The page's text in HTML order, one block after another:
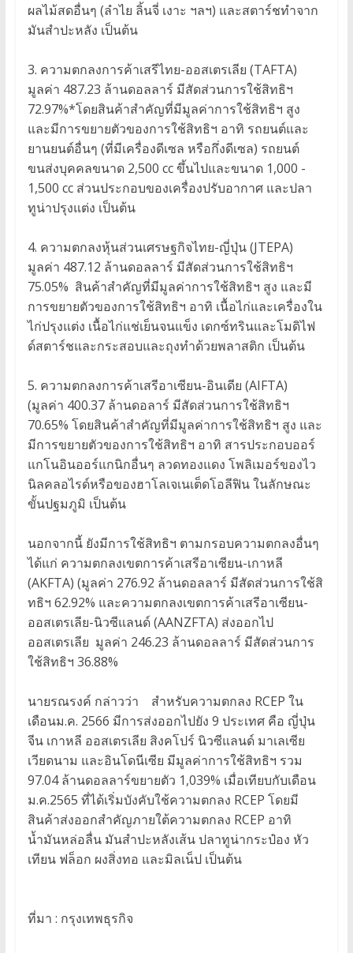
ผลไม้สดอื่นๆ (ลำไย ลิ้นจี่ เงาะ ฯลฯ) และสตาร์ชทำจาก
มันสำปะหลัง เป็นต้น
3. ความตกลงการค้าเสรีไทย-ออสเตรเลีย (TAFTA)
มูลค่า 487.23 ล้านดอลลาร์ มีสัดส่วนการใช้สิทธิฯ
72.97%*โดยสินค้าสำคัญที่มีมูลค่าการใช้สิทธิฯ สูง
และมีการขยายตัวของการใช้สิทธิฯ อาทิ รถยนต์และ
ยานยนต์อื่นๆ (ที่มีเครื่องดีเซล หรือกึ่งดีเซล) รถยนต์
ขนส่งบุคคลขนาด 2,500 cc ขึ้นไปและขนาด 1,000 -
1,500 cc ส่วนประกอบของเครื่องปรับอากาศ และปลา
ทูน่าปรุงแต่ง เป็นต้น
4. ความตกลงหุ้นส่วนเศรษฐกิจไทย-ญี่ปุ่น (JTEPA)
มูลค่า 487.12 ล้านดอลลาร์ มีสัดส่วนการใช้สิทธิฯ
75.05% สินค้าสำคัญที่มีมูลค่าการใช้สิทธิฯ สูง และมี
การขยายตัวของการใช้สิทธิฯ อาทิ เนื้อไก่และเครื่องใน
ไก่ปรุงแต่ง เนื้อไก่แช่เย็นจนแข็ง เดกซ์ทรินและโมดิไฟ
ด์สตาร์ชและกระสอบและถุงทำด้วยพลาสติก เป็นต้น
5. ความตกลงการค้าเสรีอาเซียน-อินเดีย (AIFTA)
(มูลค่า 400.37 ล้านดอลาร์ มีสัดส่วนการใช้สิทธิฯ
70.65% โดยสินค้าสำคัญที่มีมูลค่าการใช้สิทธิฯ สูง และ
มีการขยายตัวของการใช้สิทธิฯ อาทิ สารประกอบออร์
แกโนอินออร์แกนิกอื่นๆ ลวดทองแดง โพลิเมอร์ของไว
นิลคลอไรด์หรือของฮาโลเจเนเต็ดโอลีฟิน ในลักษณะ
ขั้นปฐมภูมิ เป็นต้น
นอกจากนี้ ยังมีการใช้สิทธิฯ ตามกรอบความตกลงอื่นๆ
ได้แก่ ความตกลงเขตการค้าเสรีอาเซียน-เกาหลี
(AKFTA) (มูลค่า 276.92 ล้านดอลลาร์ มีสัดส่วนการใช้สิ
ทธิฯ 62.92% และความตกลงเขตการค้าเสรีอาเซียน-
ออสเตรเลีย-นิวซีแลนด์ (AANZFTA) ส่งออกไป
ออสเตรเลีย มูลค่า 246.23 ล้านดอลลาร์ มีสัดส่วนการ
ใช้สิทธิฯ 36.88%
นายรณรงค์ กล่าวว่า สำหรับความตกลง RCEP ใน
เดือนม.ค. 2566 มีการส่งออกไปยัง 9 ประเทศ คือ ญี่ปุ่น
จีน เกาหลี ออสเตรเลีย สิงคโปร์ นิวซีแลนด์ มาเลเซีย
เวียดนาม และอินโดนีเซีย มีมูลค่าการใช้สิทธิฯ รวม
97.04 ล้านดอลลาร์ขยายตัว 1,039% เมื่อเทียบกับเดือน
ม.ค.2565 ที่ได้เริ่มบังคับใช้ความตกลง RCEP โดยมี
สินค้าส่งออกสำคัญภายใต้ความตกลง RCEP อาทิ
น้ำมันหล่อลื่น มันสำปะหลังเส้น ปลาทูน่ากระป๋อง หัว
เทียน ฟล็อก ผงสิ่งทอ และมิลเน็ป เป็นต้น
ที่มา : กรุงเทพธุรกิจ